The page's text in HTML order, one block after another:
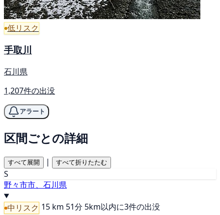
低リスク
手取川
石川県
1,207件の出没
アラート
区間ごとの詳細
すべて展開 | すべて折りたたむ
S
野々市市、石川県
中リスク 15 km 51分 5km以内に3件の出没